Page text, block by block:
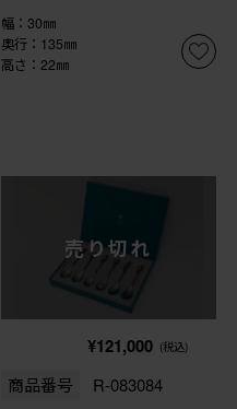
幅：30㎜
奥行：135㎜
高さ：22㎜
売り切れ
¥121,000 (税込)
商品番号 R-083084